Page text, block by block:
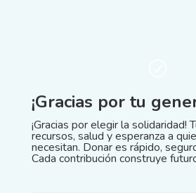
¡Gracias por tu
¡Gracias por elegir la solidaridad!
recursos, salud y esperanza a
necesitan. Donar es rápido,
Cada contribución construye